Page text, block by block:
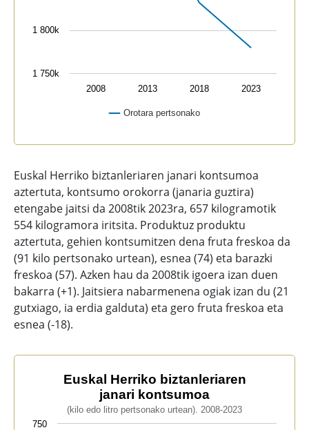
Orotara pertsonako
2008 2013 2018 2023
1 750k
1 800k
Euskal Herriko biztanleriaren janari kontsumoa
aztertuta, kontsumo orokorra (janaria guztira)
etengabe jaitsi da 2008tik 2023ra, 657 kilogramotik
554 kilogramora iritsita. Produktuz produktu
aztertuta, gehien kontsumitzen dena fruta freskoa da
(91 kilo pertsonako urtean), esnea (74) eta barazki
freskoa (57). Azken hau da 2008tik igoera izan duen
bakarra (+1). Jaitsiera nabarmenena ogiak izan du (21
gutxiago, ia erdia galduta) eta gero fruta freskoa eta
esnea (-18).
Euskal Herriko biztanleriaren janari kontsumoa
Line chart with 12 lines.
(kilo edo litro pertsonako urtean). 2008-2023
Euskal Herriko biztanleriaren
janari kontsumoa
(kilo edo litro pertsonako urtean). 2008-2023
750